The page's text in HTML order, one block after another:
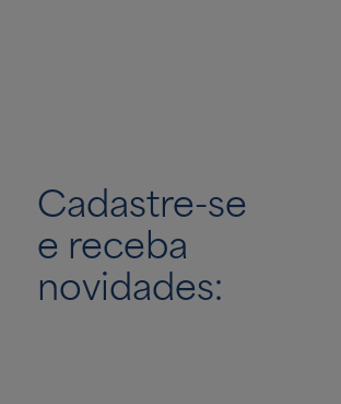
Cadastre-se
e receba
novidades: